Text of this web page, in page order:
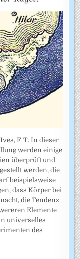
F. T. In dieser
werden einige
überprüft und
werden, die
beispielsweise
dass Körper bei
die Tendenz
Elemente
universelles
des